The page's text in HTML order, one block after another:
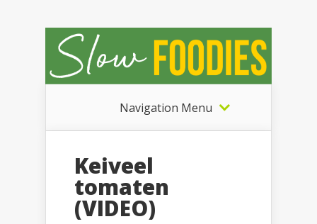
Navigation Menu
Keiveel
tomaten
(VIDEO)